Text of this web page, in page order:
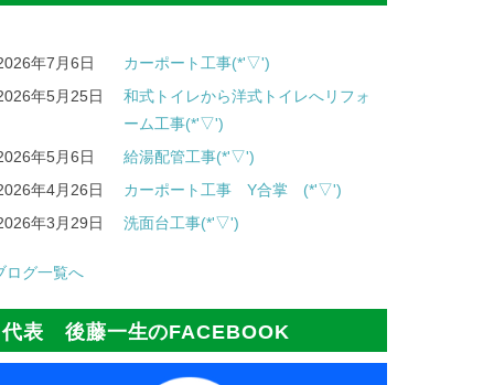
年7月6日
カーポート工事(*'▽')
年5月25日
和式トイレから洋式トイレへリフォ
ーム工事(*'▽')
年5月6日
給湯配管工事(*'▽')
年4月26日
カーポート工事 Y合掌 (*'▽')
年3月29日
洗面台工事(*'▽')
ログ一覧へ
代表 後藤一生のFACEBOOK